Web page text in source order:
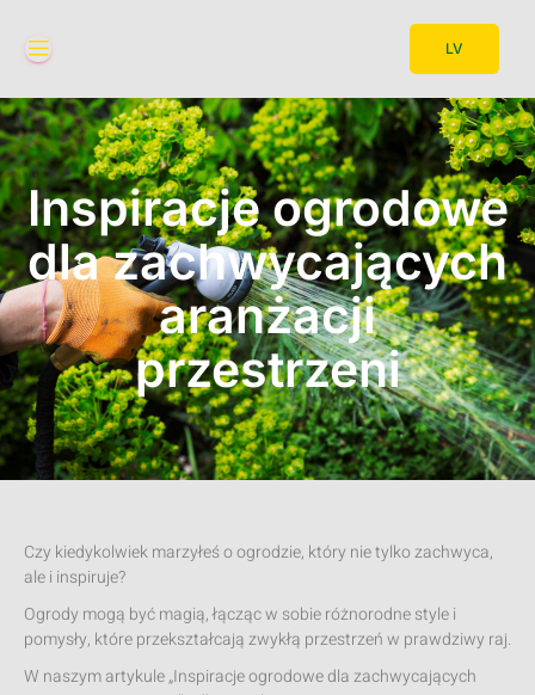
LV
Inspiracje ogrodowe
dla zachwycających
aranżacji
przestrzeni
Czy kiedykolwiek marzyłeś o ogrodzie, który nie tylko zachwyca,
ale i inspiruje?
Ogrody mogą być magią, łącząc w sobie różnorodne style i
pomysły, które przekształcają zwykłą przestrzeń w prawdziwy raj.
W naszym artykule „Inspiracje ogrodowe dla zachwycających